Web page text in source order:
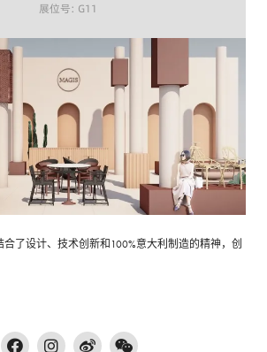
展位号: G11
合了设计、技术创新和100%意大利制造的精神，创